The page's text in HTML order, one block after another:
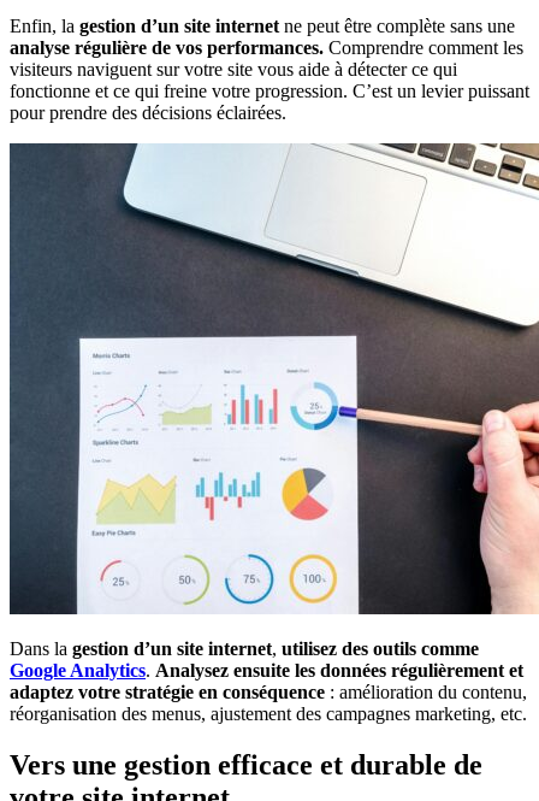
Enfin, la gestion d’un site internet ne peut être complète sans une
analyse régulière de vos performances. Comprendre comment les
visiteurs naviguent sur votre site vous aide à détecter ce qui
fonctionne et ce qui freine votre progression. C’est un levier puissant
pour prendre des décisions éclairées.
Dans la gestion d’un site internet, utilisez des outils comme
Google Analytics. Analysez ensuite les données régulièrement et
adaptez votre stratégie en conséquence : amélioration du contenu,
réorganisation des menus, ajustement des campagnes marketing, etc.
Vers une gestion efficace et durable de